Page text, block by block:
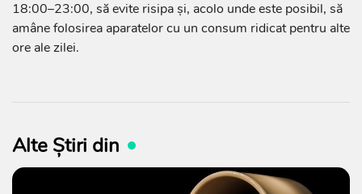
18:00–23:00, să evite risipa și, acolo unde este posibil, să
amâne folosirea aparatelor cu un consum ridicat pentru alte
ore ale zilei.
Alte Știri din